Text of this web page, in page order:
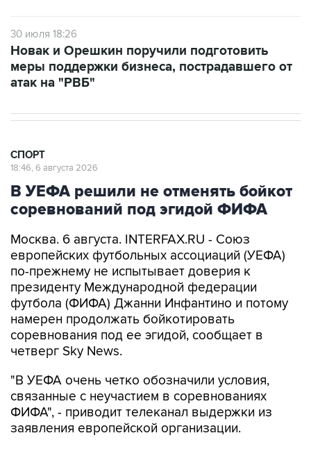
30 июля 18:26
Новак и Орешкин поручили подготовить
меры поддержки бизнеса, пострадавшего от
атак на "РВБ"
СПОРТ
18:46, 6 августа 2026
В УЕФА решили не отменять бойкот
соревнований под эгидой ФИФА
Москва. 6 августа. INTERFAX.RU - Союз
европейских футбольных ассоциаций (УЕФА)
по-прежнему не испытывает доверия к
президенту Международной федерации
футбола (ФИФА) Джанни Инфантино и потому
намерен продолжать бойкотировать
соревнования под ее эгидой, сообщает в
четверг Sky News.
"В УЕФА очень четко обозначили условия,
связанные с неучастием в соревнованиях
ФИФА", - приводит телеканал выдержки из
заявления европейской организации.